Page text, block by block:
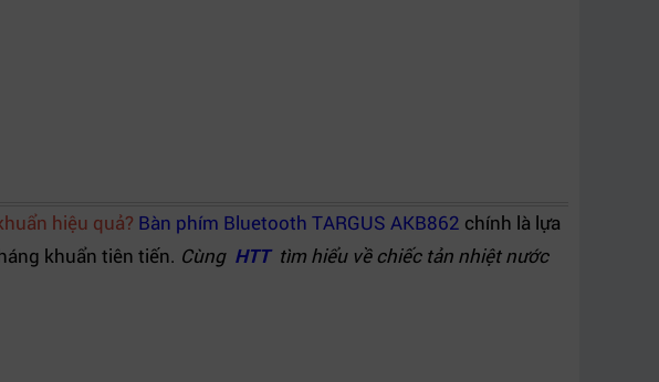
hiệu quả? Bàn phím Bluetooth TARGUS AKB862 chính là lựa
khuẩn tiên tiến. CùngHTT tìm hiểu về chiếc tản nhiệt nước